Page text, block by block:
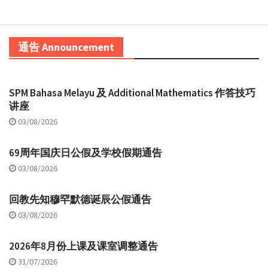
通告 Announcement
SPM Bahasa Melayu 及 Additional Mathematics 作答技巧
讲座
03/08/2026
69周年国庆日公假及学校假期通告
03/08/2026
回教先知穆罕默德诞辰公假通告
03/08/2026
2026年8月份上课及课室调整通告
31/07/2026